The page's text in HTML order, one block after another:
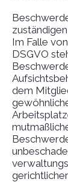
Im Falle
DSGVO
dem